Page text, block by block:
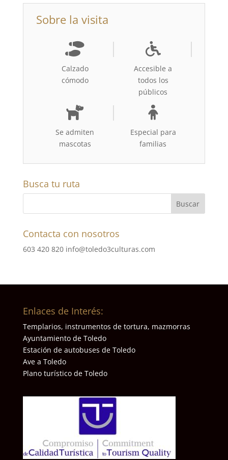
Sobre la visita
Calzado
cómodo
Accesible a
todos los
públicos
Se admiten
mascotas
Especial para
familias
Busca tu ruta
Contacta con nosotros
603 420 820 info@toledo3culturas.com
Enlaces de Interés:
Templarios, instrumentos de tortura, mazmorras
Ayuntamiento de Toledo
Estación de autobuses de Toledo
Ave a Toledo
Plano turístico de Toledo